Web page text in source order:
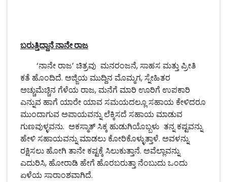
ಬರುತ್ತಿದ್ದಾನೆ ನಾನೇ ರಾಜ
‘ನಾನೇ ರಾಜ’ ಚಿತ್ರವು ಮನರಂಜನೆ, ಸಾಹಸ ಮತ್ತು ಪ್ರೀತಿ
ಕತೆ ಹೊಂದಿದೆ. ಅಜ್ಜಿಯ ಮುದ್ದಿನ ಮೊಮ್ಮಗ, ಸ್ನೇಹಿತರ
ಅಚ್ಚುಮೆಚ್ಚಿನ ಗೆಳೆಯ ರಾಜ, ಮನೆಗೆ ಮಾರಿ ಊರಿಗೆ ಉಪಕಾರಿ
ಎನ್ನುವ ಹಾಗೆ ಯಾರೇ ಯಾವ ಸಮಯದಲ್ಲೂ ಸಹಾಯ ಕೇಳಿದರೂ
ಮುಂದಾಗುವ ಅಪಾಯವನ್ನು ಲೆಕ್ಕಿಸದೆ ಸಹಾಯ ಮಾಡುವ
ಗುಣವುಳ್ಳವನು. ಅಕಸ್ಮಾತ್ ಸಿಕ್ಕ ಹುಡುಗಿಯೊಬ್ಬಳು ತನ್ನ ಕಷ್ಟವನ್ನು
ಹೇಳಿ ಸಹಾಯವನ್ನು ಮಾಡಲು ಕೋರಿಕೊಳ್ಳುತ್ತಾಳೆ. ಅವಳನ್ನು
ರಕ್ಷಿಸಲು ಹೋಗಿ ತಾನೇ ಕಷ್ಟಕ್ಕೆ ಸಿಲುಕುತ್ತಾನೆ. ಅವೆಲ್ಲಾವನ್ನು
ಎದುರಿಸಿ, ಹೋರಾಡಿ ಹೇಗೆ ಹೊರಬರುತ್ತಾ ನೆಂಬುದು ಒಂದು
ಏಳೆಯ ಸಾರಾಂಶವಾಗಿದೆ.